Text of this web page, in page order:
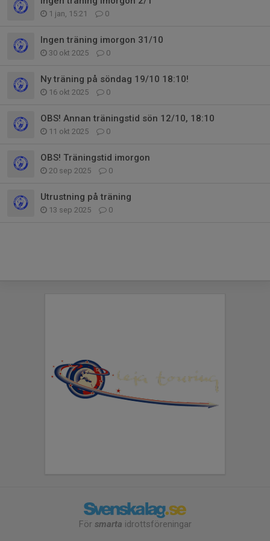
1 jan, 15:21 0
Ingen träning imorgon 31/10
30 okt 2025 0
Ny träning på söndag 19/10 18:10!
16 okt 2025 0
OBS! Annan träningstid sön 12/10, 18:10
11 okt 2025 0
OBS! Träningstid imorgon
20 sep 2025 0
Utrustning på träning
13 sep 2025 0
För smarta idrottsföreningar